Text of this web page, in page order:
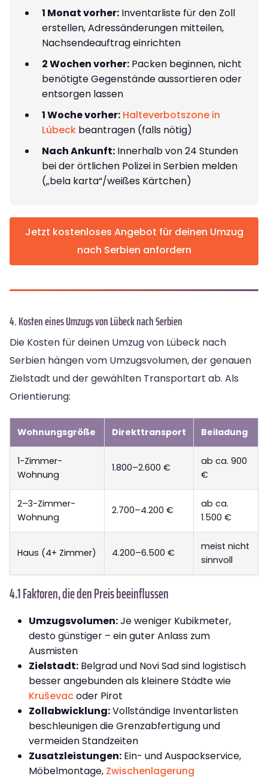
1 Monat vorher: Inventarliste für den Zoll
erstellen, Adressänderungen mitteilen,
Nachsendeauftrag einrichten
2 Wochen vorher: Packen beginnen, nicht
benötigte Gegenstände aussortieren oder
entsorgen lassen
1 Woche vorher: Halteverbotszone in
Lübeck beantragen (falls nötig)
Nach Ankunft: Innerhalb von 24 Stunden
bei der örtlichen Polizei in Serbien melden
(„bela karta“/weißes Kärtchen)
Jetzt kostenloses Angebot für deinen Umzug
nach Serbien anfordern
4. Kosten eines Umzugs von Lübeck nach Serbien
Die Kosten für deinen Umzug von Lübeck nach
Serbien hängen vom Umzugsvolumen, der genauen
Zielstadt und der gewählten Transportart ab. Als
Orientierung:
Wohnungsgröße Direkttransport Beiladung
1-Zimmer-
Wohnung
1.800–2.600 €
ab ca. 900
€
2–3-Zimmer-
Wohnung
2.700–4.200 €
ab ca.
1.500 €
Haus (4+ Zimmer) 4.200–6.500 €
meist nicht
sinnvoll
4.1 Faktoren, die den Preis beeinflussen
Umzugsvolumen:Je weniger Kubikmeter,
desto günstiger – ein guter Anlass zum
Ausmisten
Zielstadt: Belgrad und Novi Sad sind logistisch
besser angebunden als kleinere Städte wie
Kruševacoder Pirot
Zollabwicklung:Vollständige Inventarlisten
beschleunigen die Grenzabfertigung und
vermeiden Standzeiten
Zusatzleistungen: Ein- und Auspackservice,
Möbelmontage, Zwischenlagerung